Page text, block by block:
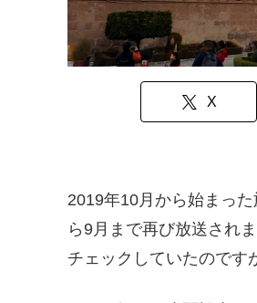
X
2019年10月から始まっ
ら9月まで再び放送され
チェックしていたのです